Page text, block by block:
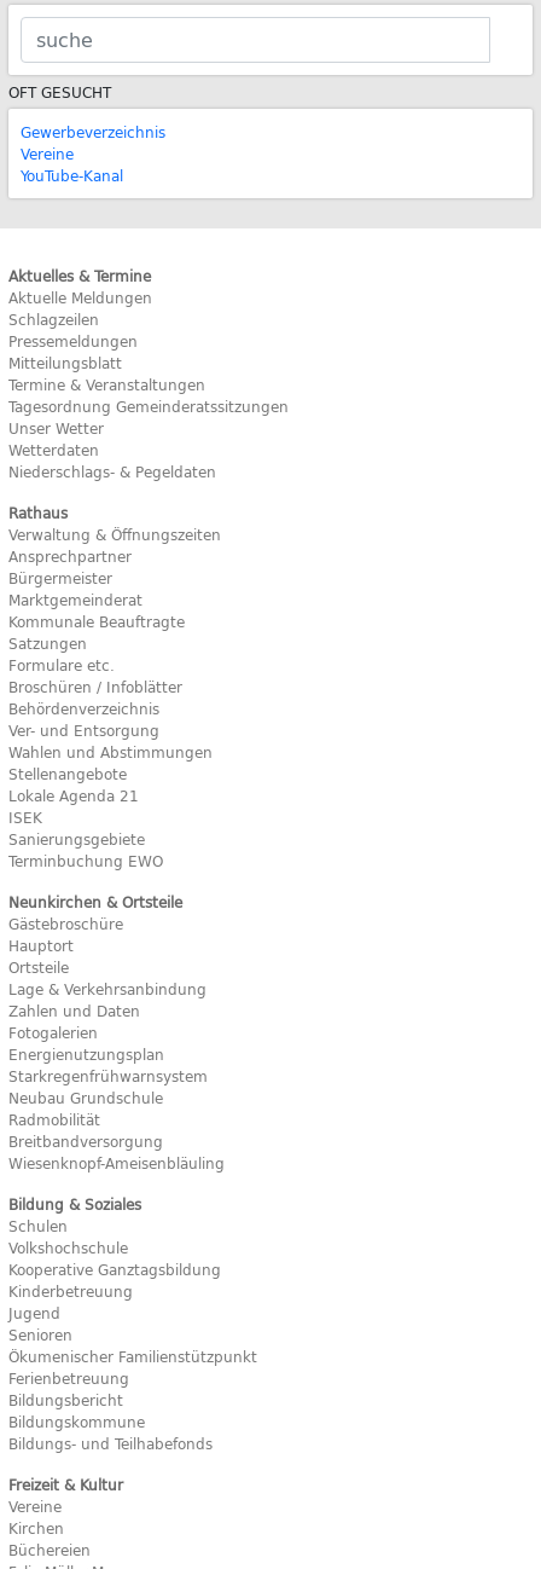
OFT GESUCHT
Gewerbeverzeichnis
Vereine
YouTube-Kanal
Aktuelles & Termine
Aktuelle Meldungen
Schlagzeilen
Pressemeldungen
Mitteilungsblatt
Termine & Veranstaltungen
Tagesordnung Gemeinderatssitzungen
Unser Wetter
Wetterdaten
Niederschlags- & Pegeldaten
Rathaus
Verwaltung & Öffnungszeiten
Ansprechpartner
Bürgermeister
Marktgemeinderat
Kommunale Beauftragte
Satzungen
Formulare etc.
Broschüren / Infoblätter
Behördenverzeichnis
Ver- und Entsorgung
Wahlen und Abstimmungen
Stellenangebote
Lokale Agenda 21
ISEK
Sanierungsgebiete
Terminbuchung EWO
Neunkirchen & Ortsteile
Gästebroschüre
Hauptort
Ortsteile
Lage & Verkehrsanbindung
Zahlen und Daten
Fotogalerien
Energienutzungsplan
Starkregenfrühwarnsystem
Neubau Grundschule
Radmobilität
Breitbandversorgung
Wiesenknopf-Ameisenbläuling
Bildung & Soziales
Schulen
Volkshochschule
Kooperative Ganztagsbildung
Kinderbetreuung
Jugend
Senioren
Ökumenischer Familienstützpunkt
Ferienbetreuung
Bildungsbericht
Bildungskommune
Bildungs- und Teilhabefonds
Freizeit & Kultur
Vereine
Kirchen
Büchereien